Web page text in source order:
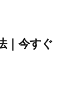
｜今すぐ